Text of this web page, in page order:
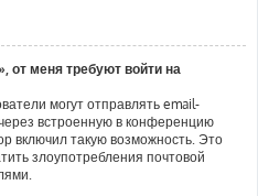
от меня требуют войти на
могут отправлять email-
встроенную в конференцию
включил такую возможность. Это
злоупотребления почтовой